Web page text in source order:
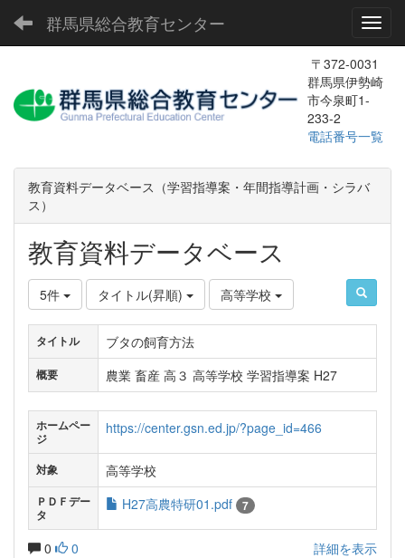
群馬県総合教育センター
〒372-0031
群馬県伊勢崎
市今泉町1-
233-2
電話番号一覧
教育資料データベース（学習指導案・年間指導計画・シラバ
ス）
教育資料データベース
5件 タイトル(昇順) 高等学校
タイトル ブタの飼育方法
概要 農業 畜産 高３ 高等学校 学習指導案 H27
ホームペー
ジ
https://center.gsn.ed.jp/?page_id=466
対象 高等学校
ＰＤＦデー
タ
H27高農特研01.pdf 7
0 0 詳細を表示